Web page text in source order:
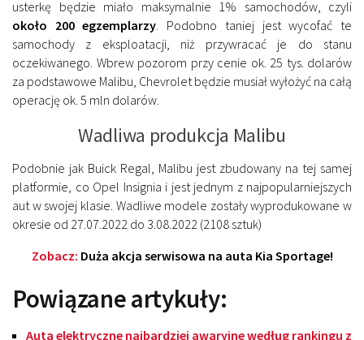
usterkę będzie miało maksymalnie 1% samochodów, czyli
około 200 egzemplarzy. Podobno taniej jest wycofać te
samochody z eksploatacji, niż przywracać je do stanu
oczekiwanego. Wbrew pozorom przy cenie ok. 25 tys. dolarów
za podstawowe Malibu, Chevrolet będzie musiał wyłożyć na całą
operację ok. 5 mln dolarów.
Wadliwa produkcja Malibu
Podobnie jak Buick Regal, Malibu jest zbudowany na tej samej
platformie, co Opel Insignia i jest jednym z najpopularniejszych
aut w swojej klasie. Wadliwe modele zostały wyprodukowane w
okresie od 27.07.2022 do 3.08.2022 (2108 sztuk)
Zobacz: Duża akcja serwisowa na auta Kia Sportage!
Powiązane artykuły:
Auta elektryczne najbardziej awaryjne według rankingu z